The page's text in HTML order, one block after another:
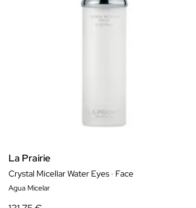
La Prairie
Crystal Micellar Water Eyes · Face
Agua Micelar